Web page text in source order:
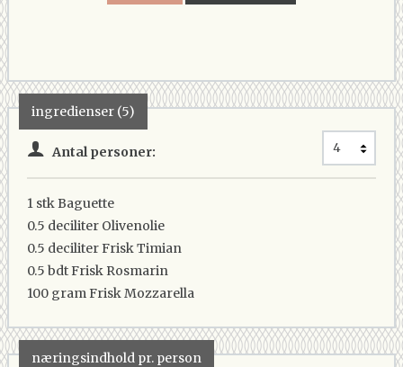
ingredienser (5)
Antal personer:
1 stkBaguette
0.5 deciliter Olivenolie
0.5 deciliterFrisk Timian
0.5 bdtFrisk Rosmarin
100 gramFrisk Mozzarella
næringsindhold pr. person